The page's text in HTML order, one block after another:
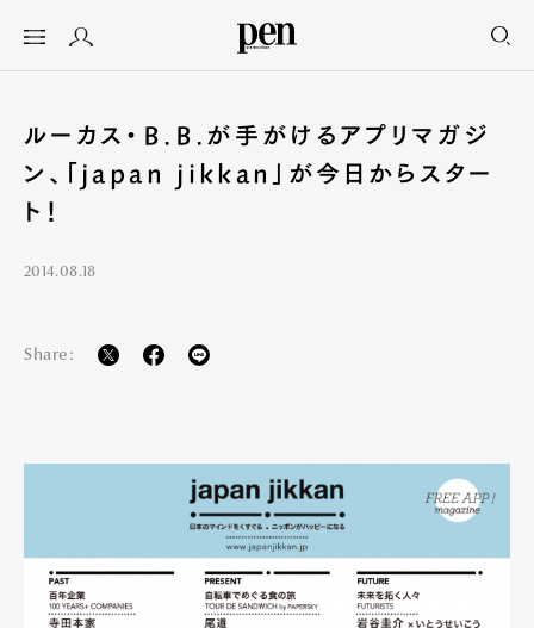
ルーカス・B.B.が手がけるアプリマガジ
ン、「japan jikkan」が今日からスター
ト！
2014.08.18
Share: